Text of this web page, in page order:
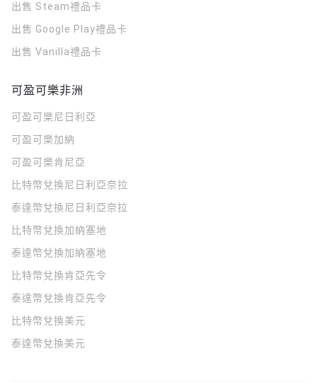
出售 Steam禮品卡
出售 Google Play禮品卡
出售 Vanilla禮品卡
可盈可樂非洲
可盈可樂 尼日利亞
可盈可樂加納
可盈可樂肯尼亞
比特幣兌換尼日利亞奈拉
泰達幣兌換尼日利亞奈拉
比特幣兌換加納塞地
泰達幣兌換加納塞地
比特幣兌換肯亞先令
泰達幣兌換肯亞先令
比特幣兌換美元
泰達幣兌換美元